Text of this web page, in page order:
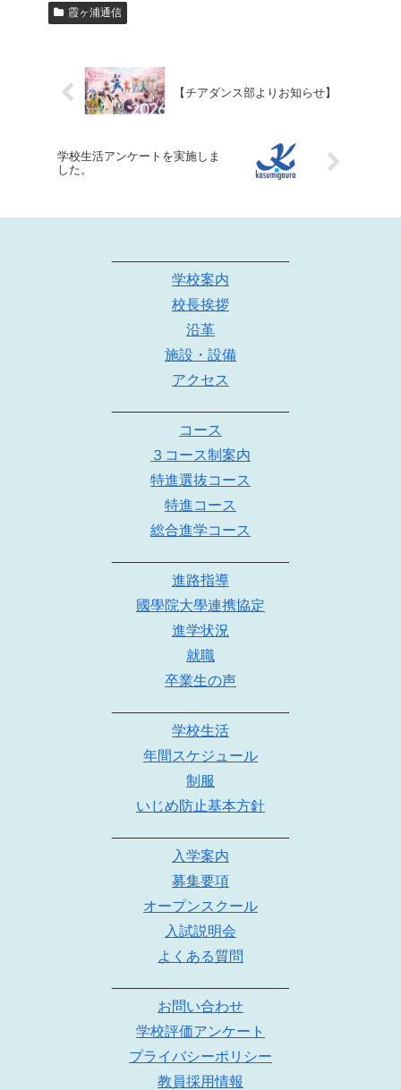
霞ヶ浦通信
【チアダンス部よりお知らせ】
学校生活アンケートを実施しま
した。
学校案内
校長挨拶
沿革
施設・設備
アクセス
コース
３コース制案内
特進選抜コース
特進コース
総合進学コース
進路指導
國學院大學連携協定
進学状況
就職
卒業生の声
学校生活
年間スケジュール
制服
いじめ防止基本方針
入学案内
募集要項
オープンスクール
入試説明会
よくある質問
お問い合わせ
学校評価アンケート
プライバシーポリシー
教員採用情報